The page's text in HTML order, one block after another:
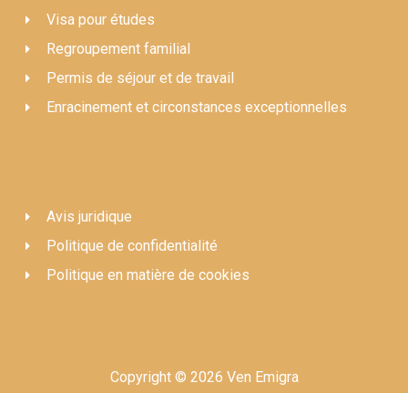
Visa pour études
Regroupement familial
Permis de séjour et de travail
Enracinement et circonstances exceptionnelles
Avis juridique
Politique de confidentialité
Politique en matière de cookies
Copyright © 2026 Ven Emigra